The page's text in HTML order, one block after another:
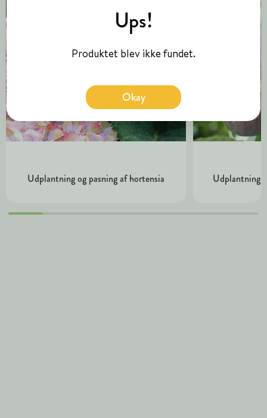
Udplantning og pasning af hortensia Udplantning
Ups!
Produktet blev ikke fundet.
Okay